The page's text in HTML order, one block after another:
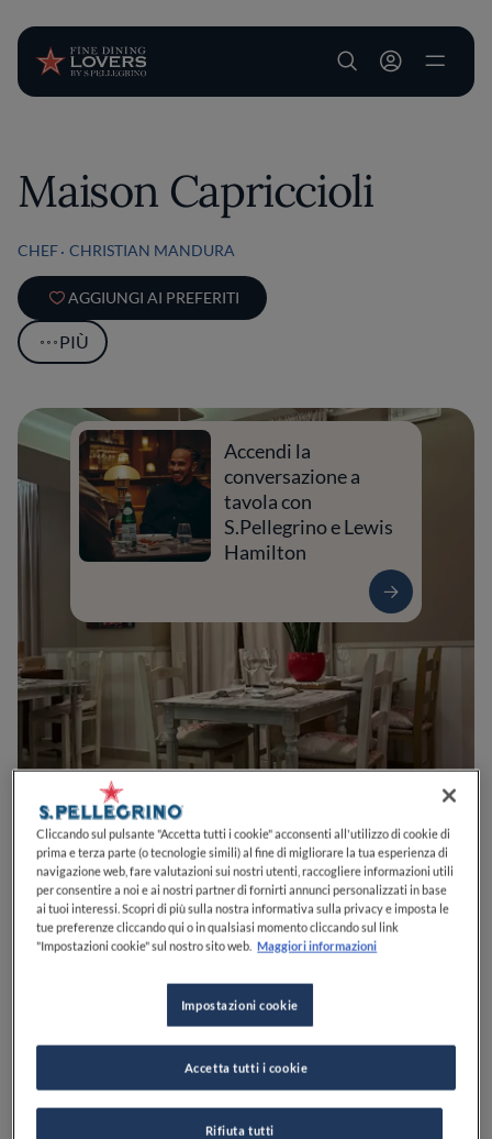
User account
Maison Capriccioli
CHEF CHRISTIAN MANDURA
AGGIUNGI AI PREFERITI
PIÙ
0 0 0
Accendi la
conversazione a
tavola con
S.Pellegrino e Lewis
Hamilton
Via San Domenico, 4010122TorinoTOItalia
Cliccando sul pulsante "Accetta tutti i cookie" acconsenti all'utilizzo di cookie di
prima e terza parte (o tecnologie simili) al fine di migliorare la tua esperienza di
navigazione web, fare valutazioni sui nostri utenti, raccogliere informazioni utili
per consentire a noi e ai nostri partner di fornirti annunci personalizzati in base
ai tuoi interessi. Scopri di più sulla nostra informativa sulla privacy e imposta le
tue preferenze cliccando qui o in qualsiasi momento cliccando sul link
"Impostazioni cookie" sul nostro sito web. Maggiori informazioni
Impostazioni cookie
Rifiuta tutti
Accetta tutti i cookie